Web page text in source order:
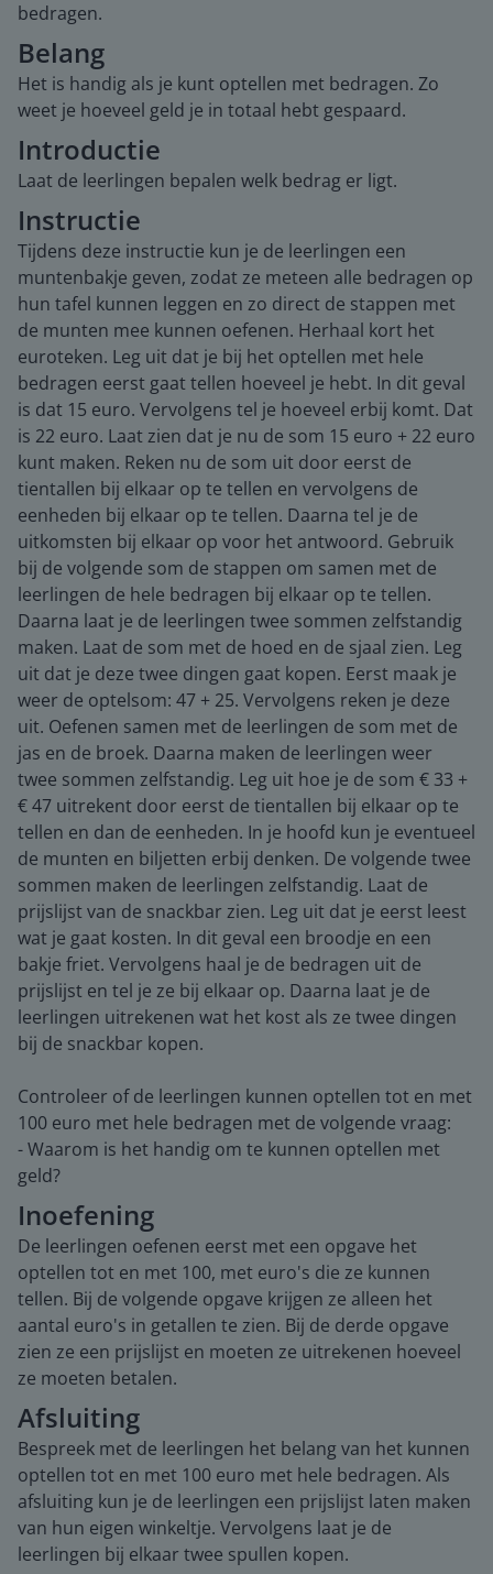
bedragen.
Belang
Het is handig als je kunt optellen met bedragen. Zo
weet je hoeveel geld je in totaal hebt gespaard.
Introductie
Laat de leerlingen bepalen welk bedrag er ligt.
Instructie
Tijdens deze instructie kun je de leerlingen een
muntenbakje geven, zodat ze meteen alle bedragen op
hun tafel kunnen leggen en zo direct de stappen met
de munten mee kunnen oefenen. Herhaal kort het
euroteken. Leg uit dat je bij het optellen met hele
bedragen eerst gaat tellen hoeveel je hebt. In dit geval
is dat 15 euro. Vervolgens tel je hoeveel erbij komt. Dat
is 22 euro. Laat zien dat je nu de som 15 euro + 22 euro
kunt maken. Reken nu de som uit door eerst de
tientallen bij elkaar op te tellen en vervolgens de
eenheden bij elkaar op te tellen. Daarna tel je de
uitkomsten bij elkaar op voor het antwoord. Gebruik
bij de volgende som de stappen om samen met de
leerlingen de hele bedragen bij elkaar op te tellen.
Daarna laat je de leerlingen twee sommen zelfstandig
maken. Laat de som met de hoed en de sjaal zien. Leg
uit dat je deze twee dingen gaat kopen. Eerst maak je
weer de optelsom: 47 + 25. Vervolgens reken je deze
uit. Oefenen samen met de leerlingen de som met de
jas en de broek. Daarna maken de leerlingen weer
twee sommen zelfstandig. Leg uit hoe je de som € 33 +
€ 47 uitrekent door eerst de tientallen bij elkaar op te
tellen en dan de eenheden. In je hoofd kun je eventueel
de munten en biljetten erbij denken. De volgende twee
sommen maken de leerlingen zelfstandig. Laat de
prijslijst van de snackbar zien. Leg uit dat je eerst leest
wat je gaat kosten. In dit geval een broodje en een
bakje friet. Vervolgens haal je de bedragen uit de
prijslijst en tel je ze bij elkaar op. Daarna laat je de
leerlingen uitrekenen wat het kost als ze twee dingen
bij de snackbar kopen.
Controleer of de leerlingen kunnen optellen tot en met
100 euro met hele bedragen met de volgende vraag:
- Waarom is het handig om te kunnen optellen met
geld?
Inoefening
De leerlingen oefenen eerst met een opgave het
optellen tot en met 100, met euro's die ze kunnen
tellen. Bij de volgende opgave krijgen ze alleen het
aantal euro's in getallen te zien. Bij de derde opgave
zien ze een prijslijst en moeten ze uitrekenen hoeveel
ze moeten betalen.
Afsluiting
Bespreek met de leerlingen het belang van het kunnen
optellen tot en met 100 euro met hele bedragen. Als
afsluiting kun je de leerlingen een prijslijst laten maken
van hun eigen winkeltje. Vervolgens laat je de
leerlingen bij elkaar twee spullen kopen.